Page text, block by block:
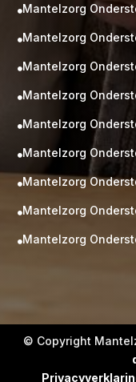
Gratis
Neem vrijblijvend
Hoog
Mantelzorg
Mantelzorg
Mantelzorg
Mantelzorg
Mantelzorg
Mantelzorg
Mantelzorg
Mantelzorg
Mantelzorg
© Copyright